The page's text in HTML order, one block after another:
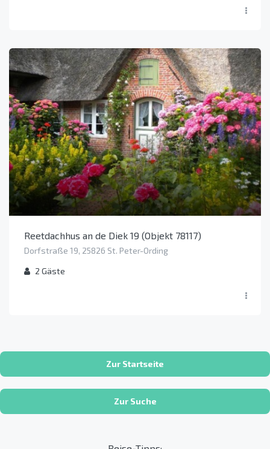
Reetdachhus an de Diek 19 (Objekt 78117)
Dorfstraße 19, 25826 St. Peter-Ording
2 Gäste
Zur Startseite
Zur Suche